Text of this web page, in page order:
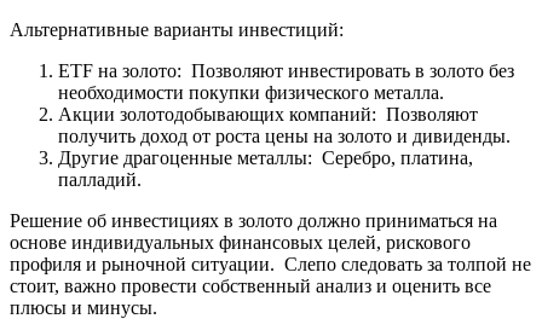
Альтернативные варианты инвестиций:
ETF на золото: Позволяют инвестировать в золото без
необходимости покупки физического металла.
Акции золотодобывающих компаний: Позволяют
получить доход от роста цены на золото и дивиденды.
Другие драгоценные металлы: Серебро, платина,
палладий.
Решение об инвестициях в золото должно приниматься на
основе индивидуальных финансовых целей, рискового
профиля и рыночной ситуации. Слепо следовать за толпой не
стоит, важно провести собственный анализ и оценить все
плюсы и минусы.